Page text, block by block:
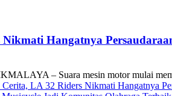
Hangatnya
– Suara mesin motor mulai
LA 32 Riders Nikmati Hangatnya